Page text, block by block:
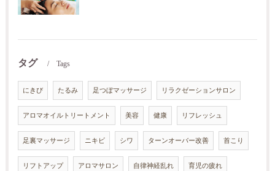
タグ Tags
にきび たるみ 足つぼマッサージ リラクゼーションサロン
アロマオイルトリートメント 美容 健康 リフレッシュ
足裏マッサージ ニキビ シワ ターンオーバー改善 首こり
リフトアップ アロマサロン 自律神経乱れ 育児の疲れ